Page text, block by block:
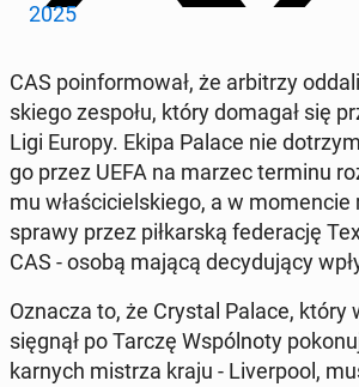
2025
CAS po­in­for­mo­wał, że ar­bi­trzy
skie­go zespołu, który domagał się
Ligi Europy. Ekipa Palace nie
go przez UEFA na marzec terminu
mu wła­ści­ciel­skie­go, a w
sprawy przez pił­kar­ską fe­de­ra­cję
CAS - osobą mającą de­cy­du­ją­cy
Oznacza to, że Crystal Palace, który
sięgnął po Tarczę Wspól­no­ty
karnych mistrza kraju - Li­ver­po­ol,